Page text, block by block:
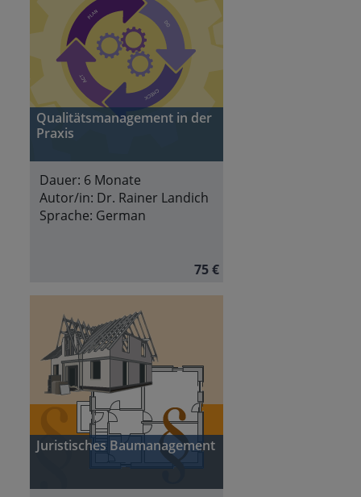
Qualitätsmanagement in der
Praxis
Dauer: 6 Monate
Autor/in: Dr. Rainer Landich
Sprache: German
75 €
Juristisches Baumanagement